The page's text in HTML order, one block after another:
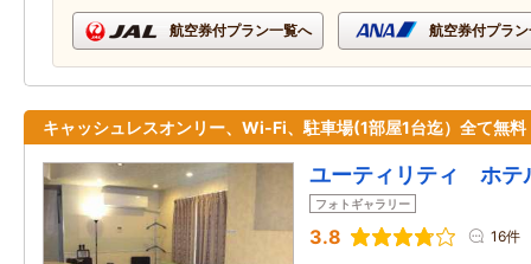
航空券付プラン一覧へ 航空券付プラ
キャッシュレスオンリー、Wi-Fi、駐車場(1部屋1台迄）全て無料
ユーティリティ ホ
フォトギャラリー
3.8 16件